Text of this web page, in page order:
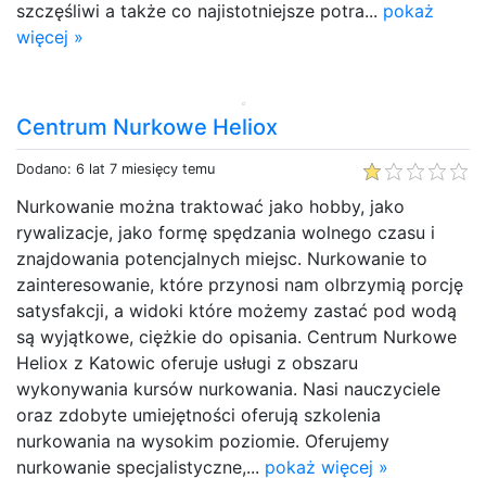
szczęśliwi a także co najistotniejsze potra... pokaż
więcej »
Centrum Nurkowe Heliox
Dodano: 6 lat 7 miesięcy temu
Nurkowanie można traktować jako hobby, jako
rywalizacje, jako formę spędzania wolnego czasu i
znajdowania potencjalnych miejsc. Nurkowanie to
zainteresowanie, które przynosi nam olbrzymią porcję
satysfakcji, a widoki które możemy zastać pod wodą
są wyjątkowe, ciężkie do opisania. Centrum Nurkowe
Heliox z Katowic oferuje usługi z obszaru
wykonywania kursów nurkowania. Nasi nauczyciele
oraz zdobyte umiejętności oferują szkolenia
nurkowania na wysokim poziomie. Oferujemy
nurkowanie specjalistyczne,... pokaż więcej »